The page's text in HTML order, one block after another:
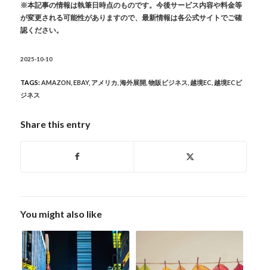
※本記事の情報は執筆日時点のものです。今後サービス内容や料金等
が変更される可能性がありますので、最新情報は各公式サイトでご確
認ください。
2025-10-10
TAGS:AMAZON EBAY, アメリカ 海外展開 物販ビジネス 越境EC 越境ECビ
ジネス
Share this entry
You might also like